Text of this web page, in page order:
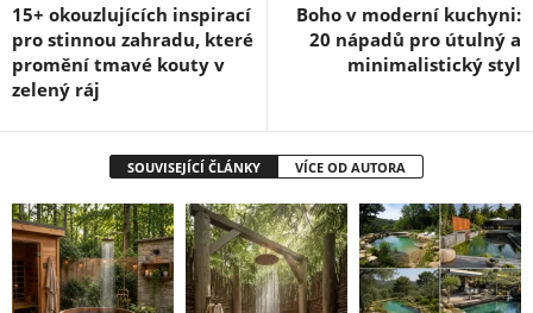
15+ okouzlujících inspirací
pro stinnou zahradu, které
promění tmavé kouty v
zelený ráj
Boho v moderní kuchyni:
20 nápadů pro útulný a
minimalistický styl
SOUVISEJÍCÍ ČLÁNKY VÍCE OD AUTORA